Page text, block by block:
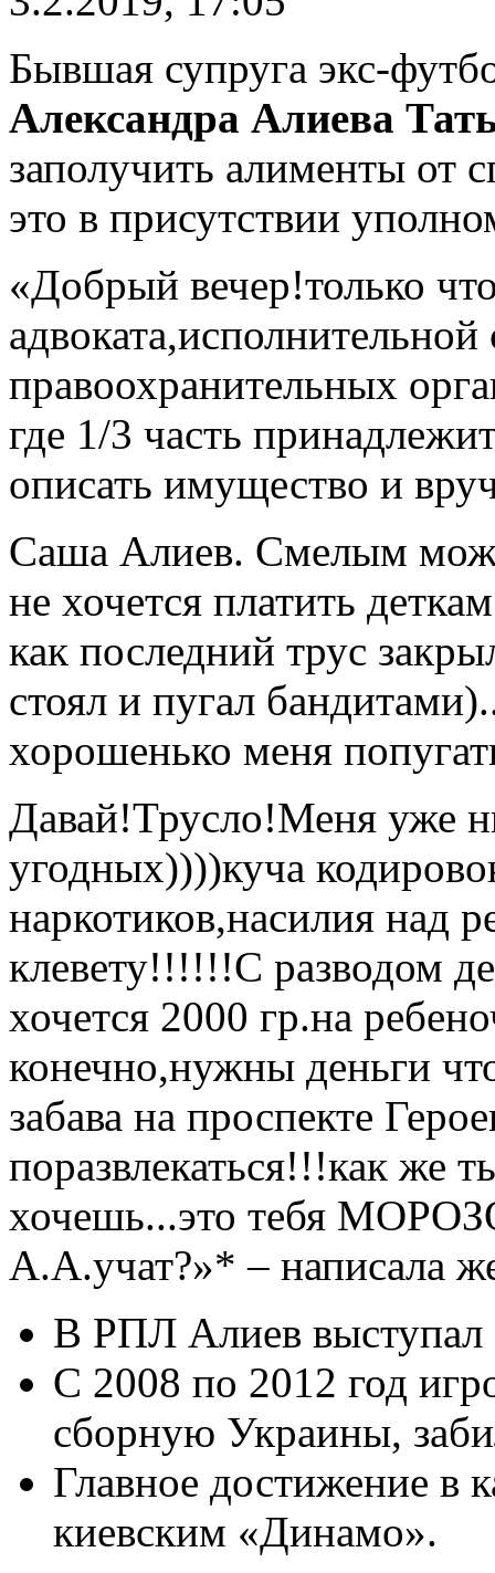
Бывшая супруга экс-
Александра Алиева
заполучить алименты от
это в присутствии
«Добрый вечер!только
правоохранительных
где 1/3 часть
описать имущество и
Саша Алиев. Смелым
не хочется платить
как последний трус
стоял и пугал бандитами
хорошенько меня
Давай!Трусло!Меня уже
угодных))))куча
наркотиков,насилия над
клевету!!!!!!С разводом
хочется 2000 гр.на
конечно,нужны деньги
забава на проспекте
поразвлекаться!!!как же
хочешь...это тебя
А.А.учат?»* – написала
В РПЛ Алиев
С 2008 по 2012 год
сборную Украины,
Главное достижение в
киевским «Динамо».